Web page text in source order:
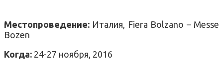
Местопроведение: Италия, Fiera Bolzano – Messe
Bozen
Когда: 24-27 ноября, 2016